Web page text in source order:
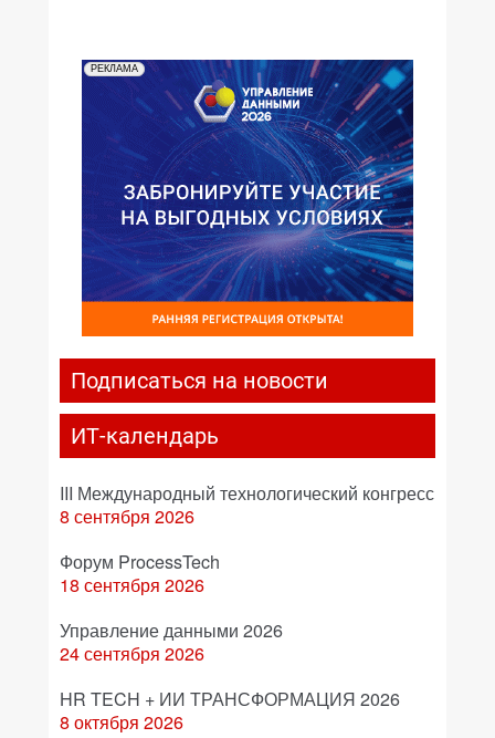
РЕКЛАМА
Подписаться на новости
ИТ-календарь
III Международный технологический конгресс
8 сентября 2026
Форум ProcessTech
18 сентября 2026
Управление данными 2026
24 сентября 2026
HR TECH + ИИ ТРАНСФОРМАЦИЯ 2026
8 октября 2026